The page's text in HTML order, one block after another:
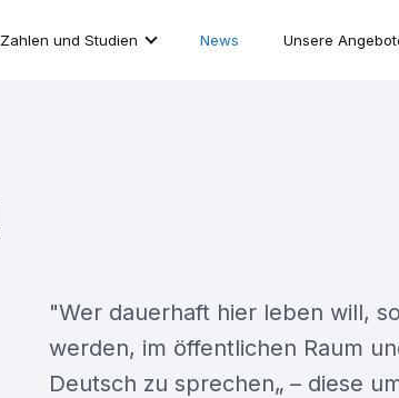
Zahlen und Studien News Unsere
"Wer dauerhaft hier leben will,
werden, im öffentlichen Raum
Deutsch zu sprechen„ – diese